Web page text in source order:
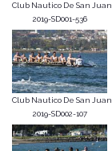
Club Nautico De San Juan
2019-SD001-536
Club Nautico De San Juan
2019-SD002-107